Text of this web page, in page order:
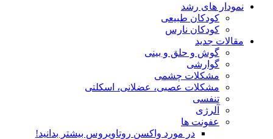
نمودار های رشد
کودکان طبیعی
کودکان نارس
مقالات جدید
گوش و حلق و بینی
گوارشی
مشکلات چشمی
مشکلات عصبی، عضلانی، اسکلتی
تنفسی
آلرژی
عفونت ها
در مورد واکسن روتاویروس بیشتر بدانید!